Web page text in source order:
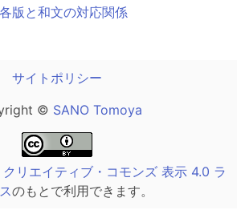
版と和文の対応関係
サイトポリシー
© SANO Tomoya
クリエイティブ・コモンズ 表示 4.0 ラ
のもとで利用できます。